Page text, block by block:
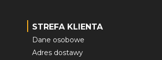
STREFA KLIENTA
Dane osobowe
Adres dostawy